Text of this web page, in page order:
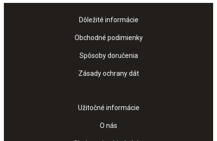
Dôležité informácie
Obchodné podimienky
Spôsoby doručenia
Zásady ochrany dát
Užitočné informácie
O nás